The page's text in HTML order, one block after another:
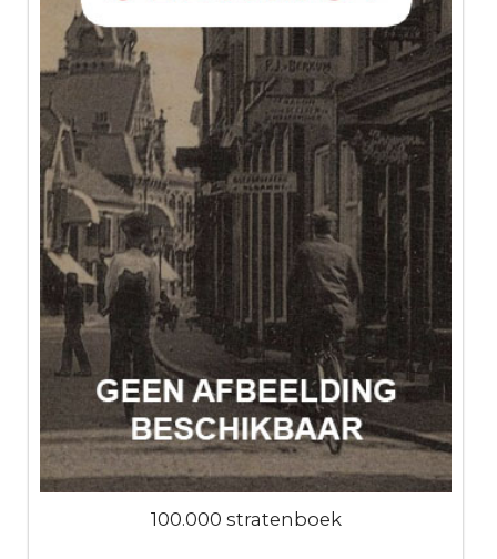
100.000 stratenboek